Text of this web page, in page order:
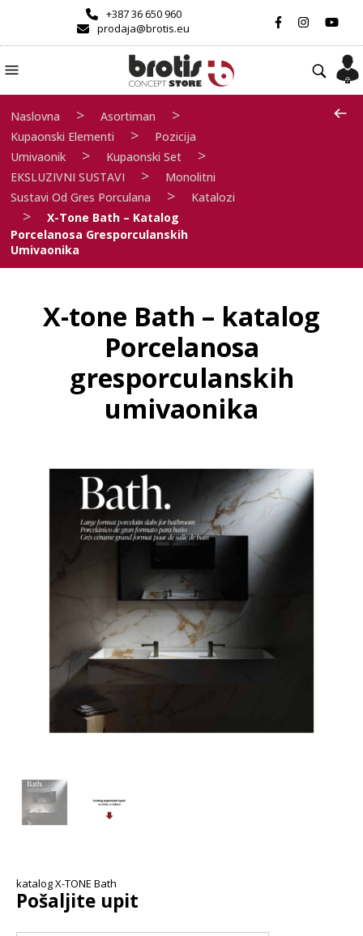
+387 36 650 960
prodaja@brotis.eu
Naslovna > Asortiman >
Kupaonski Elementi >
Pozicija
Umivaonik
> Kupaonski Set >
EKSLUZIVNI SUSTAVI >
Monolitni
Sustavi Od Gres Porculana
> Katalozi
>
X-Tone Bath – Katalog
Porcelanosa Gresporculanskih
Umivaonika
X-tone Bath – katalog
Porcelanosa
gresporculanskih
umivaonika
katalog X-TONE Bath
Pošaljite upit